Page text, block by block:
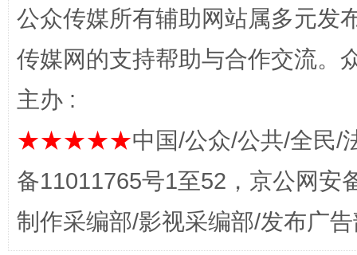
这是一记警钟！ 谢
公众传媒所有辅助网站属多元发
传媒网的支持帮助与合作交流。
主办 :
★★★★★中国/公众/公共/全民/
备11011765号1至52，京公网安
制作采编部/影视采编部/发布广